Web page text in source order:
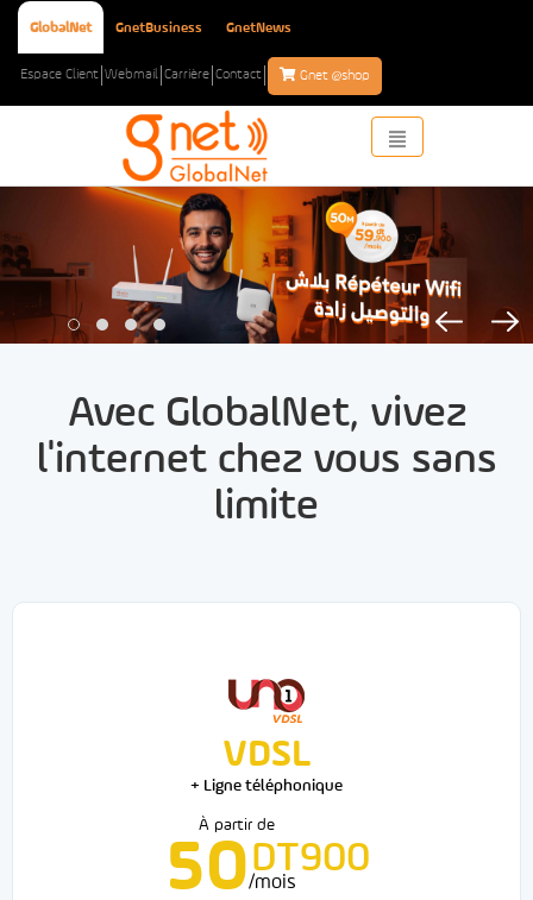
GlobalNet GnetBusiness GnetNews
Espace Client Webmail Carrière Contact Gnet eshop
Toggle
Avec GlobalNet, vivez
l'internet chez vous sans
limite
VDSL
+ Ligne téléphonique
À partir de
50/mois
DT900